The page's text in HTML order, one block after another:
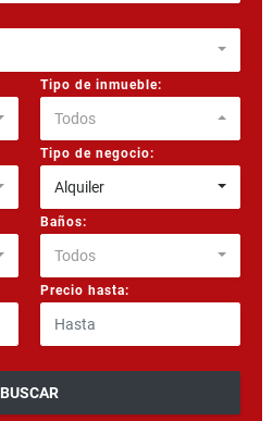
Tipo de inmueble:
Todos
Tipo de negocio:
Alquiler
Baños:
Todos
Precio hasta:
BUSCAR